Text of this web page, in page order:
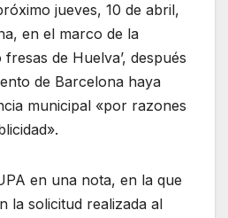
jueves, 10 de abril,
en el marco de la
de Huelva’, después
de Barcelona haya
municipal «por razones
en una nota, en la que
la solicitud realizada al